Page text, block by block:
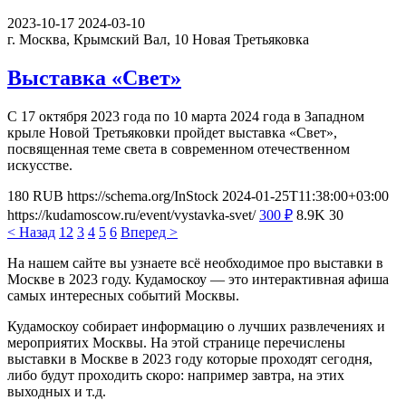
2023-10-17 2024-03-10
г. Москва, Крымский Вал, 10 Новая Третьяковка
Выставка «Свет»
С 17 октября 2023 года по 10 марта 2024 года в Западном
крыле Новой Третьяковки пройдет выставка «Свет»,
посвященная теме света в современном отечественном
искусстве.
180 RUB https://schema.org/InStock 2024-01-25T11:38:00+03:00
https://kudamoscow.ru/event/vystavka-svet/ 300 ₽ 8.9K 30
< Назад 1 2 3 4 5 6 Вперед >
На нашем сайте вы узнаете всё необходимое про выставки в
Москве в 2023 году. Кудамоскоу — это интерактивная афиша
самых интересных событий Москвы.
Кудамоскоу собирает информацию о лучших развлечениях и
мероприятих Москвы. На этой странице перечислены
выставки в Москве в 2023 году которые проходят сегодня,
либо будут проходить скоро: например завтра, на этих
выходных и т.д.